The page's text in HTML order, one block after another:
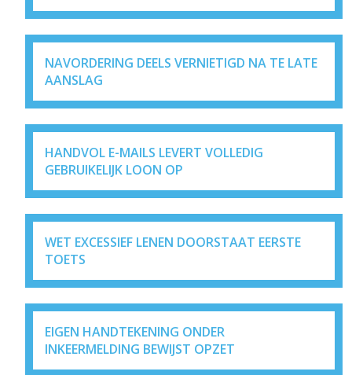
NAVORDERING DEELS VERNIETIGD NA TE LATE
AANSLAG
HANDVOL E-MAILS LEVERT VOLLEDIG
GEBRUIKELIJK LOON OP
WET EXCESSIEF LENEN DOORSTAAT EERSTE
TOETS
EIGEN HANDTEKENING ONDER
INKEERMELDING BEWIJST OPZET